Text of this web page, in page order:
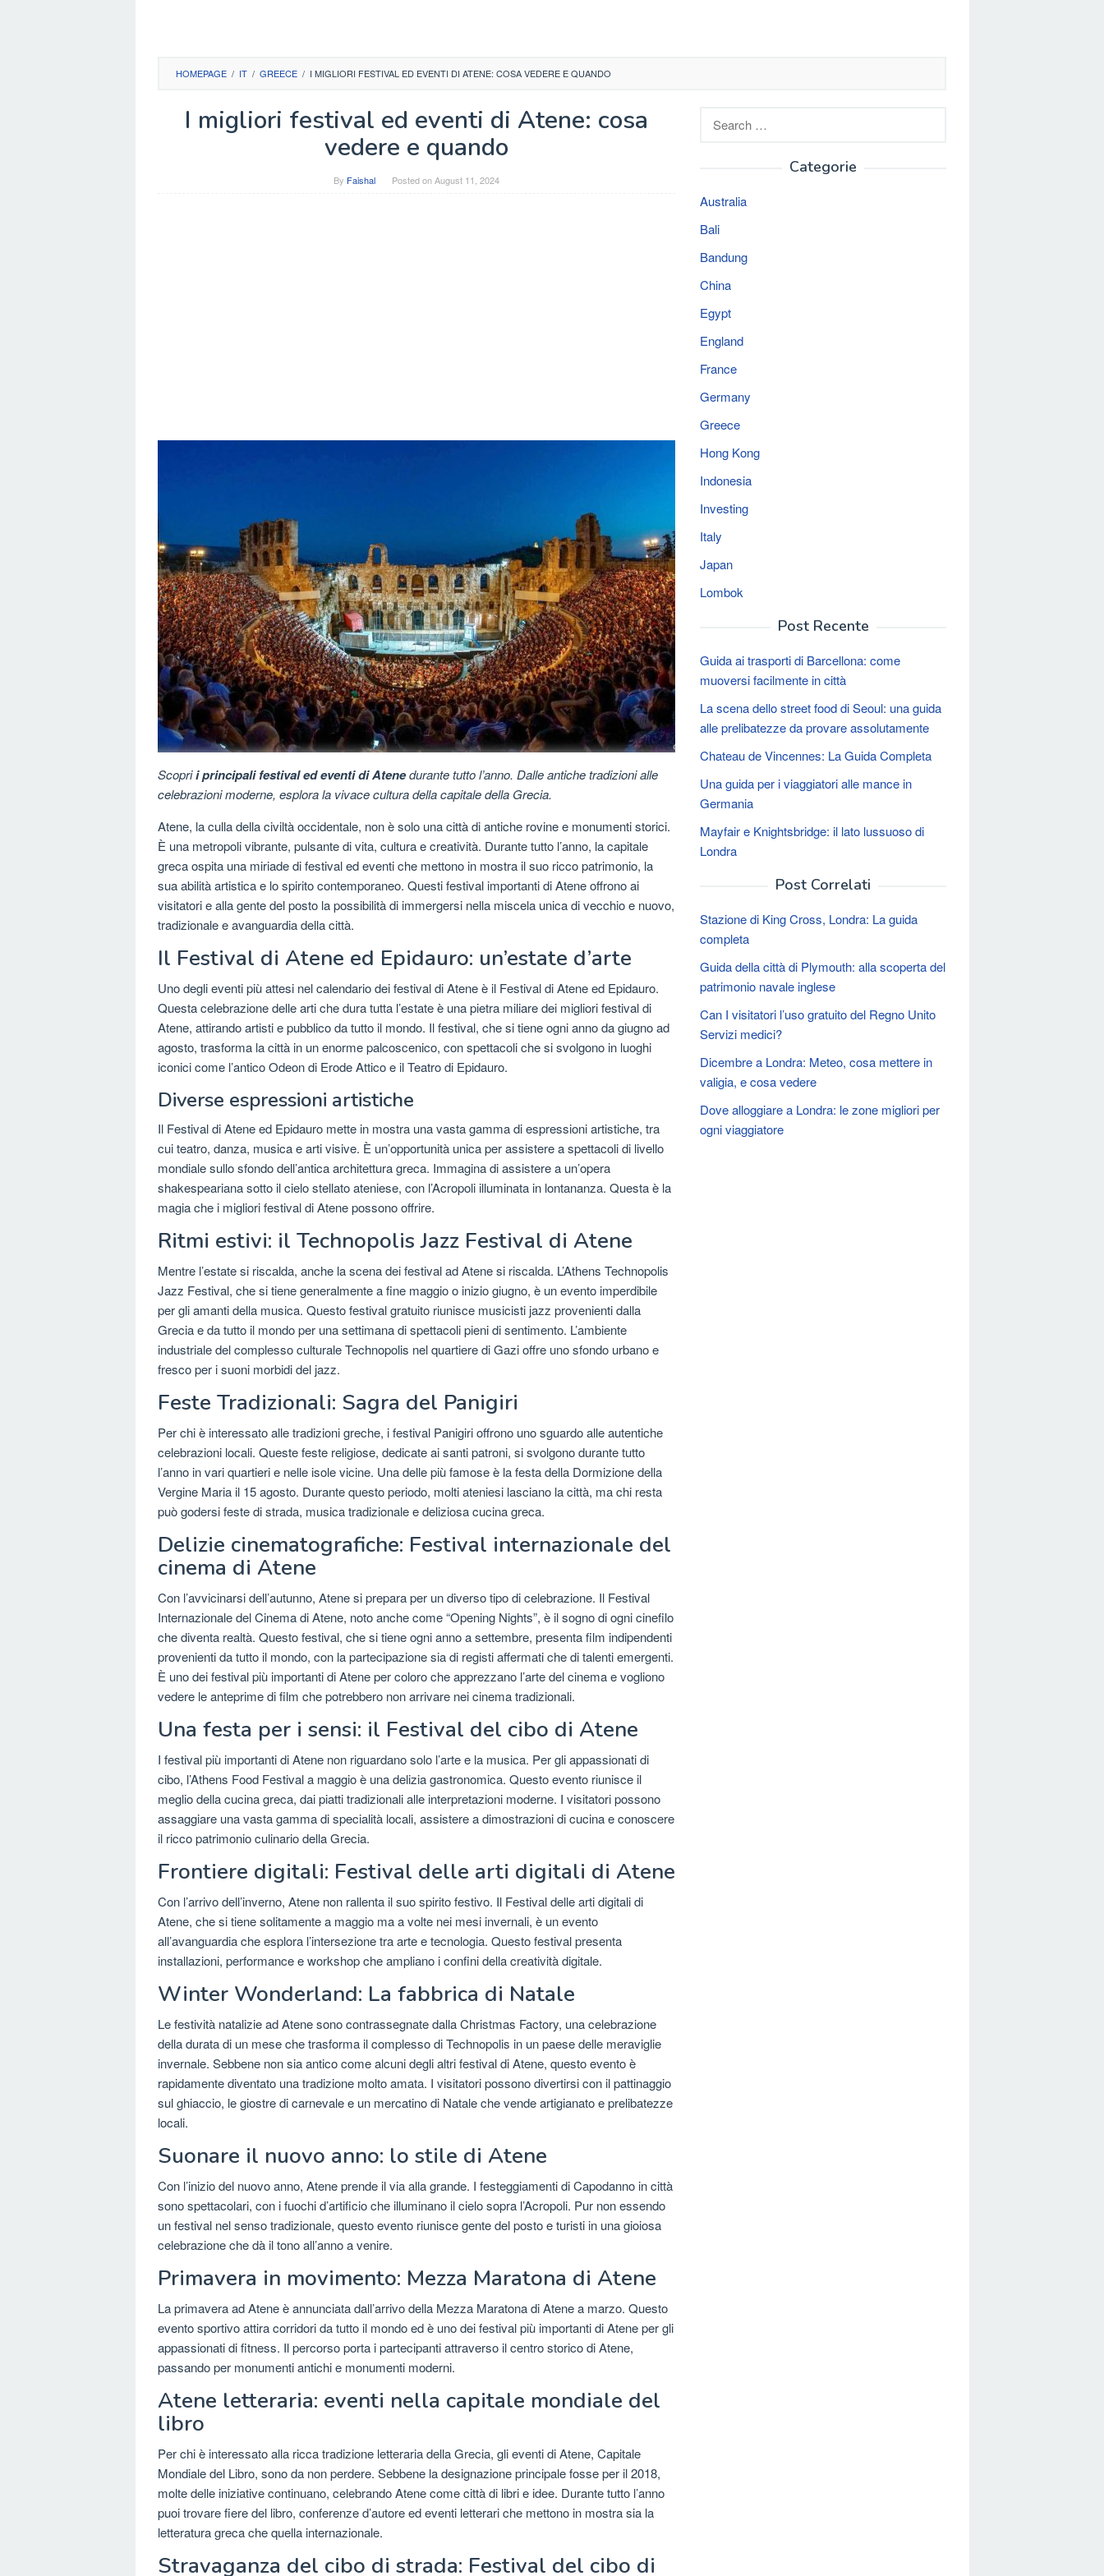
HOMEPAGE / IT / GREECE / I MIGLIORI FESTIVAL ED EVENTI DI ATENE: COSA VEDERE E QUANDO
I migliori festival ed eventi di Atene: cosa
vedere e quando
By Faishal Posted onAugust 11, 2024
Scoprii principali festival ed eventi di Atenedurante tutto l’anno. Dalle antiche tradizioni alle
celebrazioni moderne, esplora la vivace cultura della capitale della Grecia.
Atene, la culla della civiltà occidentale, non è solo una città di antiche rovine e monumenti storici.
È una metropoli vibrante, pulsante di vita, cultura e creatività. Durante tutto l’anno, la capitale
greca ospita una miriade di festival ed eventi che mettono in mostra il suo ricco patrimonio, la
sua abilità artistica e lo spirito contemporaneo. Questi festival importanti di Atene offrono ai
visitatori e alla gente del posto la possibilità di immergersi nella miscela unica di vecchio e nuovo,
tradizionale e avanguardia della città.
Il Festival di Atene ed Epidauro: un’estate d’arte
Uno degli eventi più attesi nel calendario dei festival di Atene è il Festival di Atene ed Epidauro.
Questa celebrazione delle arti che dura tutta l’estate è una pietra miliare dei migliori festival di
Atene, attirando artisti e pubblico da tutto il mondo. Il festival, che si tiene ogni anno da giugno ad
agosto, trasforma la città in un enorme palcoscenico, con spettacoli che si svolgono in luoghi
iconici come l’antico Odeon di Erode Attico e il Teatro di Epidauro.
Diverse espressioni artistiche
Il Festival di Atene ed Epidauro mette in mostra una vasta gamma di espressioni artistiche, tra
cui teatro, danza, musica e arti visive. È un’opportunità unica per assistere a spettacoli di livello
mondiale sullo sfondo dell’antica architettura greca. Immagina di assistere a un’opera
shakespeariana sotto il cielo stellato ateniese, con l’Acropoli illuminata in lontananza. Questa è la
magia che i migliori festival di Atene possono offrire.
Ritmi estivi: il Technopolis Jazz Festival di Atene
Mentre l’estate si riscalda, anche la scena dei festival ad Atene si riscalda. L’Athens Technopolis
Jazz Festival, che si tiene generalmente a fine maggio o inizio giugno, è un evento imperdibile
per gli amanti della musica. Questo festival gratuito riunisce musicisti jazz provenienti dalla
Grecia e da tutto il mondo per una settimana di spettacoli pieni di sentimento. L’ambiente
industriale del complesso culturale Technopolis nel quartiere di Gazi offre uno sfondo urbano e
fresco per i suoni morbidi del jazz.
Feste Tradizionali: Sagra del Panigiri
Per chi è interessato alle tradizioni greche, i festival Panigiri offrono uno sguardo alle autentiche
celebrazioni locali. Queste feste religiose, dedicate ai santi patroni, si svolgono durante tutto
l’anno in vari quartieri e nelle isole vicine. Una delle più famose è la festa della Dormizione della
Vergine Maria il 15 agosto. Durante questo periodo, molti ateniesi lasciano la città, ma chi resta
può godersi feste di strada, musica tradizionale e deliziosa cucina greca.
Delizie cinematografiche: Festival internazionale del
cinema di Atene
Con l’avvicinarsi dell’autunno, Atene si prepara per un diverso tipo di celebrazione. Il Festival
Internazionale del Cinema di Atene, noto anche come “Opening Nights”, è il sogno di ogni cinefilo
che diventa realtà. Questo festival, che si tiene ogni anno a settembre, presenta film indipendenti
provenienti da tutto il mondo, con la partecipazione sia di registi affermati che di talenti emergenti.
È uno dei festival più importanti di Atene per coloro che apprezzano l’arte del cinema e vogliono
vedere le anteprime di film che potrebbero non arrivare nei cinema tradizionali.
Una festa per i sensi: il Festival del cibo di Atene
I festival più importanti di Atene non riguardano solo l’arte e la musica. Per gli appassionati di
cibo, l’Athens Food Festival a maggio è una delizia gastronomica. Questo evento riunisce il
meglio della cucina greca, dai piatti tradizionali alle interpretazioni moderne. I visitatori possono
assaggiare una vasta gamma di specialità locali, assistere a dimostrazioni di cucina e conoscere
il ricco patrimonio culinario della Grecia.
Frontiere digitali: Festival delle arti digitali di Atene
Con l’arrivo dell’inverno, Atene non rallenta il suo spirito festivo. Il Festival delle arti digitali di
Atene, che si tiene solitamente a maggio ma a volte nei mesi invernali, è un evento
all’avanguardia che esplora l’intersezione tra arte e tecnologia. Questo festival presenta
installazioni, performance e workshop che ampliano i confini della creatività digitale.
Winter Wonderland: La fabbrica di Natale
Le festività natalizie ad Atene sono contrassegnate dalla Christmas Factory, una celebrazione
della durata di un mese che trasforma il complesso di Technopolis in un paese delle meraviglie
invernale. Sebbene non sia antico come alcuni degli altri festival di Atene, questo evento è
rapidamente diventato una tradizione molto amata. I visitatori possono divertirsi con il pattinaggio
sul ghiaccio, le giostre di carnevale e un mercatino di Natale che vende artigianato e prelibatezze
locali.
Suonare il nuovo anno: lo stile di Atene
Con l’inizio del nuovo anno, Atene prende il via alla grande. I festeggiamenti di Capodanno in città
sono spettacolari, con i fuochi d’artificio che illuminano il cielo sopra l’Acropoli. Pur non essendo
un festival nel senso tradizionale, questo evento riunisce gente del posto e turisti in una gioiosa
celebrazione che dà il tono all’anno a venire.
Primavera in movimento: Mezza Maratona di Atene
La primavera ad Atene è annunciata dall’arrivo della Mezza Maratona di Atene a marzo. Questo
evento sportivo attira corridori da tutto il mondo ed è uno dei festival più importanti di Atene per gli
appassionati di fitness. Il percorso porta i partecipanti attraverso il centro storico di Atene,
passando per monumenti antichi e monumenti moderni.
Atene letteraria: eventi nella capitale mondiale del
libro
Per chi è interessato alla ricca tradizione letteraria della Grecia, gli eventi di Atene, Capitale
Mondiale del Libro, sono da non perdere. Sebbene la designazione principale fosse per il 2018,
molte delle iniziative continuano, celebrando Atene come città di libri e idee. Durante tutto l’anno
puoi trovare fiere del libro, conferenze d’autore ed eventi letterari che mettono in mostra sia la
letteratura greca che quella internazionale.
Stravaganza del cibo di strada: Festival del cibo di
Categorie
Australia
Bali
Bandung
China
Egypt
England
France
Germany
Greece
Hong Kong
Indonesia
Investing
Italy
Japan
Lombok
Post Recente
Guida ai trasporti di Barcellona: come
muoversi facilmente in città
La scena dello street food di Seoul: una guida
alle prelibatezze da provare assolutamente
Chateau de Vincennes: La Guida Completa
Una guida per i viaggiatori alle mance in
Germania
Mayfair e Knightsbridge: il lato lussuoso di
Londra
Post Correlati
Stazione di King Cross, Londra: La guida
completa
Guida della città di Plymouth: alla scoperta del
patrimonio navale inglese
Can I visitatori l’uso gratuito del Regno Unito
Servizi medici?
Dicembre a Londra: Meteo, cosa mettere in
valigia, e cosa vedere
Dove alloggiare a Londra: le zone migliori per
ogni viaggiatore